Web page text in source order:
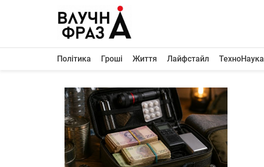
Політика
Життя
Лайфстайл
ТехноНаука
Людина
Політика Гроші Життя Лайфстайл ТехноНаука